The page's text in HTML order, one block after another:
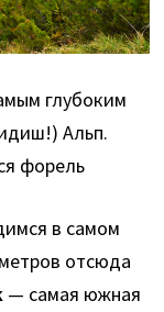
глубоким
Альп.
форель
в самом
отсюда
— самая южная